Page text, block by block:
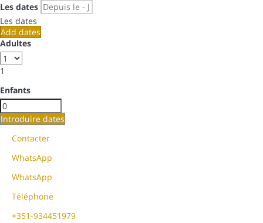
Les dates
Les dates
Add dates
Adultes
1
Enfants
Introduire dates
Contacter
WhatsApp
WhatsApp
Téléphone
+351-934451979